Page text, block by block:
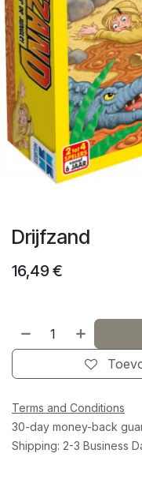
Drijfzand
16,49€
Terms and Conditions
30-day money-back
Shipping: 2-3 Business